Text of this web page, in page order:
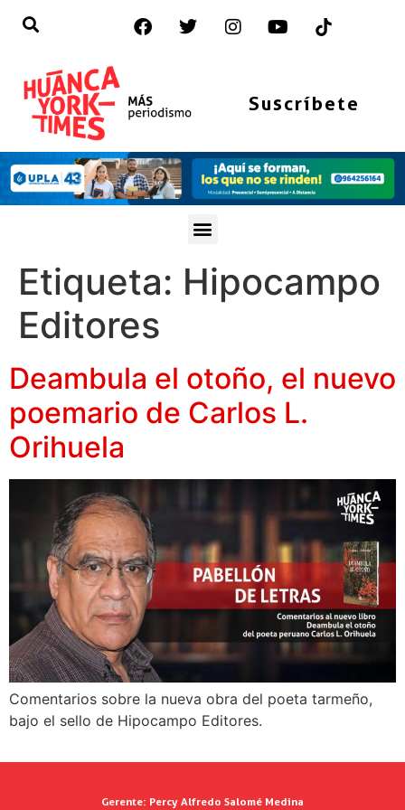
Suscríbete
Etiqueta: Hipocampo
Editores
Deambula el otoño, el nuevo
poemario de Carlos L.
Orihuela
Comentarios sobre la nueva obra del poeta tarmeño,
bajo el sello de Hipocampo Editores.
Gerente: Percy Alfredo Salomé Medina